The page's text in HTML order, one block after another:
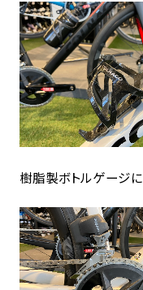
樹脂製ボトルゲージ